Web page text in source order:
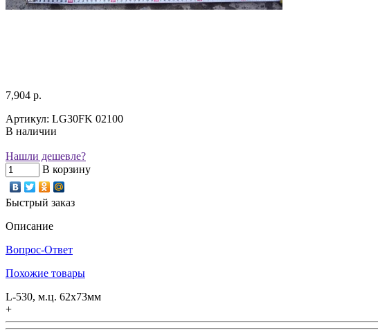
7,904 р.
Артикул: LG30FK 02100
В наличии
Нашли дешевле?
В корзину
Быстрый заказ
Описание
Вопрос-Ответ
Похожие товары
L-530, м.ц. 62х73мм
+